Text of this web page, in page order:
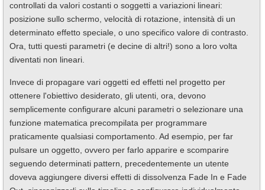
controllati da valori costanti o soggetti a variazioni lineari:
posizione sullo schermo, velocità di rotazione, intensità di un
determinato effetto speciale, o uno specifico valore di contrasto.
Ora, tutti questi parametri (e decine di altri!) sono a loro volta
diventati non lineari.
Invece di propagare vari oggetti ed effetti nel progetto per
ottenere l'obiettivo desiderato, gli utenti, ora, devono
semplicemente configurare alcuni parametri o selezionare una
funzione matematica precompilata per programmare
praticamente qualsiasi comportamento. Ad esempio, per far
pulsare un oggetto, ovvero per farlo apparire e scomparire
seguendo determinati pattern, precedentemente un utente
doveva aggiungere diversi effetti di dissolvenza Fade In e Fade